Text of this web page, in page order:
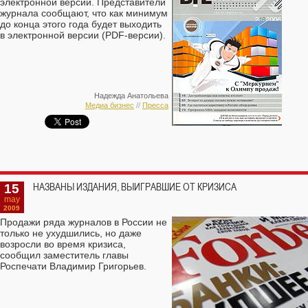
журнала сообщают, что как минимум
до конца этого года будет выходить
в электронной версии (PDF-версии).
Надежда Анатольева
Медиа бизнес // Пресса
15
may
2009
НАЗВАНЫ ИЗДАНИЯ, ВЫИГРАВШИЕ ОТ КРИЗИСА
Продажи ряда журналов в России не
только не ухудшились, но даже
возросли во время кризиса,
сообщил заместитель главы
Роспечати Владимир Григорьев.